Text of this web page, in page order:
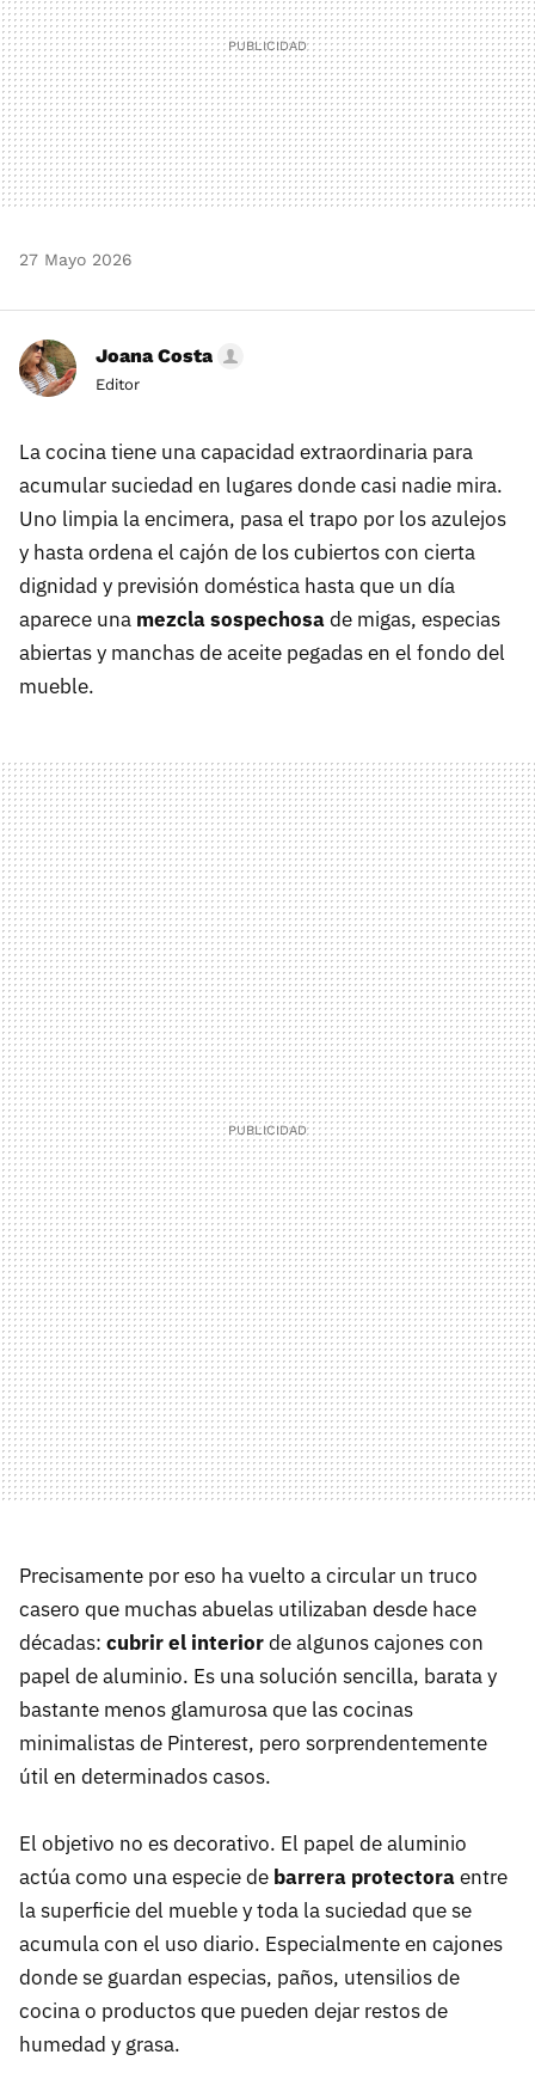
27 Mayo 2026
Joana Costa
Editor
La cocina tiene una capacidad extraordinaria para
acumular suciedad en lugares donde casi nadie mira.
Uno limpia la encimera, pasa el trapo por los azulejos
y hasta ordena el cajón de los cubiertos con cierta
dignidad y previsión doméstica hasta que un día
aparece una mezcla sospechosade migas, especias
abiertas y manchas de aceite pegadas en el fondo del
mueble.
Precisamente por eso ha vuelto a circular un truco
casero que muchas abuelas utilizaban desde hace
décadas: cubrir el interiorde algunos cajones con
papel de aluminio. Es una solución sencilla, barata y
bastante menos glamurosa que las cocinas
minimalistas de Pinterest, pero sorprendentemente
útil en determinados casos.
El objetivo no es decorativo. El papel de aluminio
actúa como una especie de barrera protectoraentre
la superficie del mueble y toda la suciedad que se
acumula con el uso diario. Especialmente en cajones
donde se guardan especias, paños, utensilios de
cocina o productos que pueden dejar restos de
humedad y grasa.